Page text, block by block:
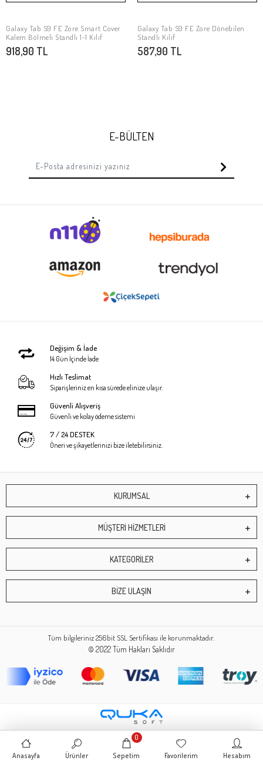
Stokta Yok
Galaxy Tab S9 FE Zore Smart Cover
Kalem Bölmeli Standlı 1-1 Kılıf
918,90 TL
Stokta Yok
Galaxy Tab S9 FE Zore Dönebilen
Standlı Kılıf
587,90 TL
E-BÜLTEN
Değişim & İade
14 Gün İçinde İade
Hızlı Teslimat
Siparişleriniz en kısa sürede elinize ulaşır.
Güvenli Alışveriş
Güvenli ve kolay ödeme sistemi
7 / 24 DESTEK
Öneri ve şikayetlerinizi bize iletebilirsiniz.
KURUMSAL
MÜŞTERİ HİZMETLERİ
KATEGORİLER
BİZE ULAŞIN
Tüm bilgileriniz 256bit SSL Sertifikası ile korunmaktadır.
© 2022Tüm Hakları Saklıdır
Anasayfa Ürünler Sepetim
0
Favorilerim Hesabım